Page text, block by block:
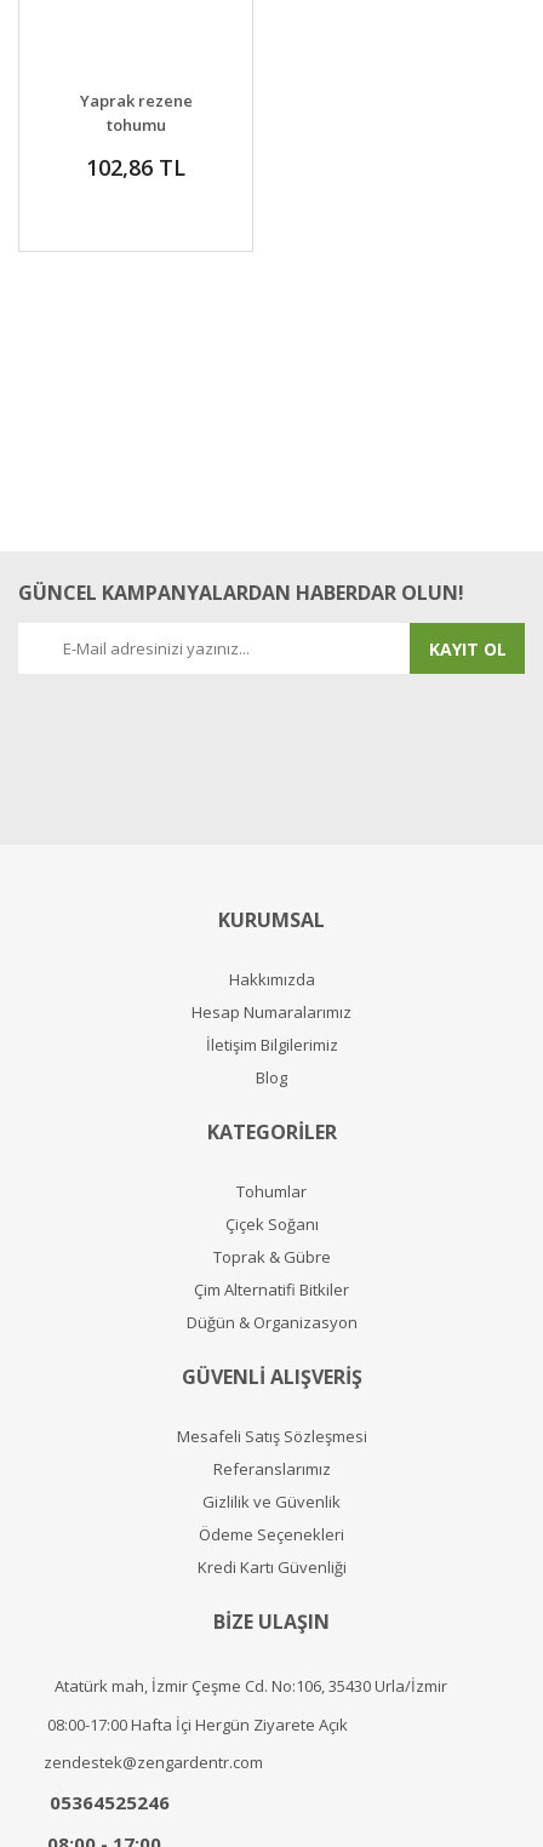
DETAYLAR
VER
Yaprak rezene
tohumu
fennel
102,86 TL
GÜNCEL KAMPANYALARDAN HABERDAR OLUN!
KAYIT OL
KURUMSAL
Hakkımızda
Hesap Numaralarımız
İletişim Bilgilerimiz
Blog
KATEGORİLER
Tohumlar
Çiçek Soğanı
Toprak & Gübre
Çim Alternatifi Bitkiler
Düğün & Organizasyon
GÜVENLİ ALIŞVERİŞ
Mesafeli Satış Sözleşmesi
Referanslarımız
Gizlilik ve Güvenlik
Ödeme Seçenekleri
Kredi Kartı Güvenliği
BİZE ULAŞIN
Atatürk mah, İzmir Çeşme Cd. No:106, 35430 Urla/İzmir
08:00-17:00 Hafta İçi Hergün Ziyarete Açık
zendestek@zengardentr.com
05364525246